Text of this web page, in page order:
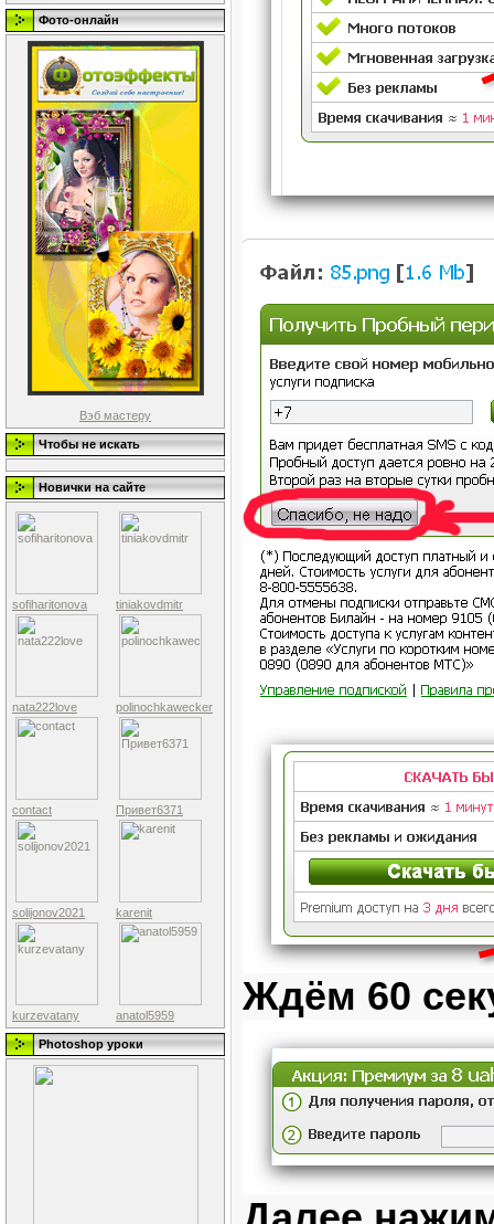
Фото-онлайн
Вэб мастеру
Чтобы не искать
Новички на сайте
sofiharitonova tiniakovdmitr
nata222love polinochkawecker
contact Привет6371
solijonov2021 karenit
kurzevatany anatol5959
Photoshop уроки
Ждём 60